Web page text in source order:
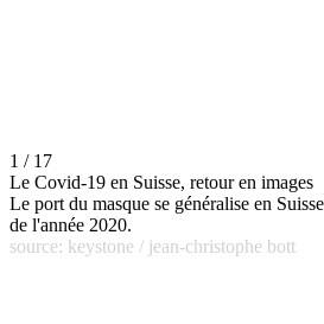
1 / 17
Le Covid-19 en Suisse, retour en images
Le port du masque se généralise en
de l'année 2020.
source: keystone / jean-christophe bott